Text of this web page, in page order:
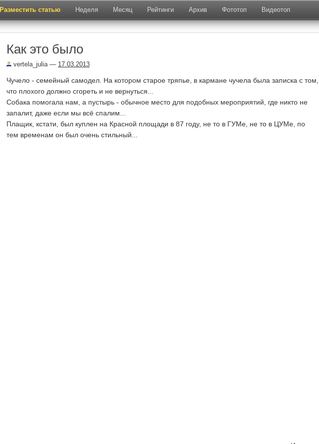
Разместить статью Неделя Месяц Рейтинги Архив Фототоп Видеотоп
Как это было
vertela_julia— 17.03.2013
Чучело - семейный самодел. На котором старое тряпье, в кармане чучела была записка с том,
что плохого должно сгореть и не вернуться...
Собака помогала нам, а пустырь - обычное место для подобных мероприятий, где никто не
запалит, даже если мы всё спалим...
Плащик, кстати, был куплен на Красной площади в 87 году, не то в ГУМе, не то в ЦУМе, по
тем временам он был очень стильный...